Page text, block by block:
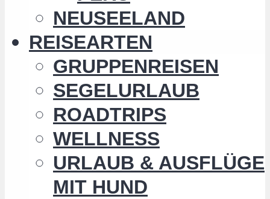
NEUSEELAND
REISEARTEN
GRUPPENREISEN
SEGELURLAUB
ROADTRIPS
WELLNESS
URLAUB & AUSFLÜGE
MIT HUND